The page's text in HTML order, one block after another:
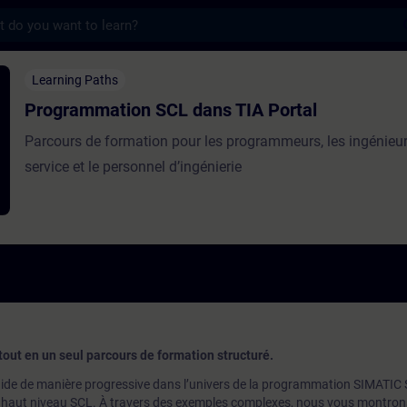
SCL dans TIA Portal - Training -
Learning Paths
Programmation SCL dans TIA Portal
Parcours de formation pour les programmeurs, les
service et le personnel d’ingénierie
en un seul parcours de formation structuré.
de manière progressive dans l’univers de la programmation SIMATIC
niveau SCL. À travers des exemples complexes, nous vous